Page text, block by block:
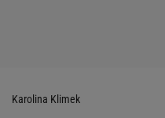
Karolina Klimek